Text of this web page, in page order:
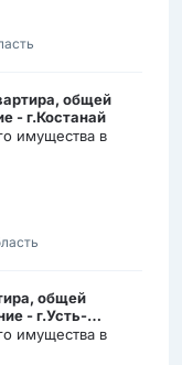
общей
- г.Костанай
имущества в
общей
- г.Усть-
имущества в